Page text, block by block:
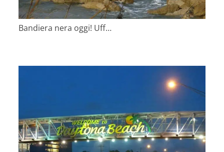
Bandiera nera oggi! Uff…